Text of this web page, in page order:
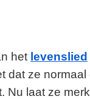
het levenslied
dat ze
Nu laat ze